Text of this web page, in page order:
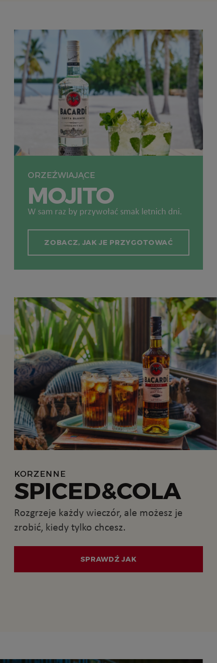
ORZEŹWIAJĄCE
MOJITO
W sam raz by przywołać smak letnich dni.
ZOBACZ, JAK JE PRZYGOTOWAĆ
KORZENNE
SPICED&COLA
Rozgrzeje każdy wieczór, ale możesz je
zrobić, kiedy tylko chcesz.
SPRAWDŹ JAK